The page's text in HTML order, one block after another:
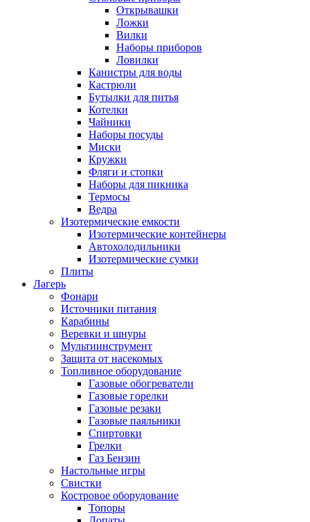
Открывашки
Ложки
Вилки
Наборы приборов
Ловилки
Канистры для воды
Кастрюли
Бутылки для питья
Котелки
Чайники
Наборы посуды
Миски
Кружки
Фляги и стопки
Наборы для пикника
Термосы
Ведра
Изотермические емкости
Изотермические контейнеры
Автохолодильники
Изотермические сумки
Плиты
Лагерь
Фонари
Источники питания
Карабины
Веревки и шнуры
Мультиинструмент
Защита от насекомых
Топливное оборудование
Газовые обогреватели
Газовые горелки
Газовые резаки
Газовые паяльники
Спиртовки
Грелки
Газ Бензин
Настольные игры
Свистки
Костровое оборудование
Топоры